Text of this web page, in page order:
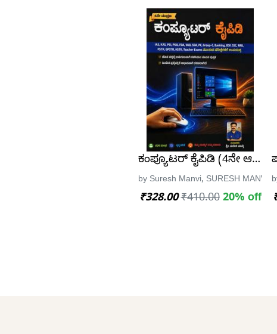
ಕಂಪ್ಯೂಟರ್ ಕೈಪಿಡಿ (4ನೇ ಆವೃತ್ತಿ)
by Suresh Manvi, SURESH MANVI
₹328.00 ₹410.00 20% off